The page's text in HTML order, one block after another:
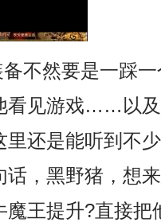
不然要是一踩
看见游戏……以
里还是能听到不
话，黑野猪，想
魔王提升?直接